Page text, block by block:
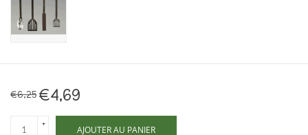
Mansion
Mon site
Offres
€6,25 €4,69
+
AJOUTER AU PANIER